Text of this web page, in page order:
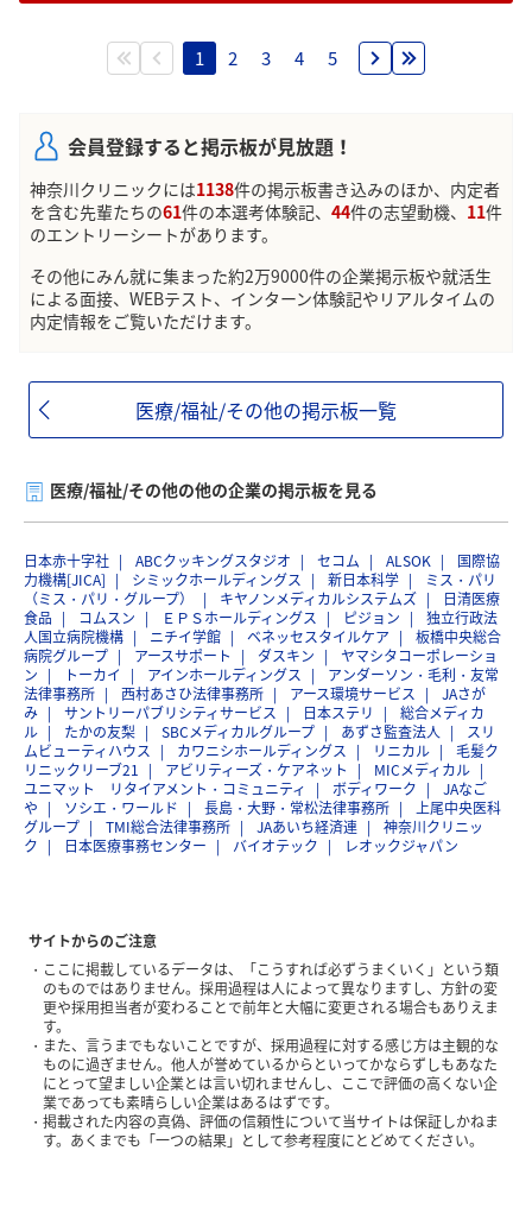
1 2 3 4 5
会員登録すると掲示板が見放題！
神奈川クリニックには1138件の掲示板書き込みのほか、内定者
を含む先輩たちの61件の本選考体験記、 44件の志望動機、 11件
のエントリーシートがあります。
その他にみん就に集まった約2万9000件の企業掲示板や就活生
による面接、WEBテスト、インターン体験記やリアルタイムの
内定情報をご覧いただけます。
医療/福祉/その他の掲示板一覧
医療/福祉/その他の他の企業の掲示板を見る
日本赤十字社 ABCクッキングスタジオ セコム ALSOK
国際協
力機構[JICA]
シミックホールディングス 新日本科学
ミス・パリ
（ミス・パリ・グループ）
キヤノンメディカルシステムズ
日清医療
食品
コムスン ＥＰＳホールディングス ピジョン
独立行政法
人国立病院機構
ニチイ学館 ベネッセスタイルケア
板橋中央総合
病院グループ
アースサポート ダスキン
ヤマシタコーポレーショ
ン
トーカイ アインホールディングス
アンダーソン・毛利・友常
法律事務所
西村あさひ法律事務所 アース環境サービス
JAさが
み
サントリーパブリシティサービス 日本ステリ
総合メディカ
ル
たかの友梨 SBCメディカルグループ あずさ監査法人
スリ
ムビューティハウス
カワニシホールディングス リニカル
毛髪ク
リニックリーブ21
アビリティーズ・ケアネット
MICメディカル
ユニマット リタイアメント・コミュニティ
ボディワーク
JAなご
や
ソシエ・ワールド 長島・大野・常松法律事務所
上尾中央医科
グループ
TMI総合法律事務所 JAあいち経済連
神奈川クリニッ
ク
日本医療事務センター バイオテック レオックジャパン
サイトからのご注意
ここに掲載しているデータは、「こうすれば必ずうまくいく」という類
のものではありません。採用過程は人によって異なりますし、方針の変
更や採用担当者が変わることで前年と大幅に変更される場合もありえま
す。
また、言うまでもないことですが、採用過程に対する感じ方は主観的な
ものに過ぎません。他人が誉めているからといってかならずしもあなた
にとって望ましい企業とは言い切れませんし、ここで評価の高くない企
業であっても素晴らしい企業はあるはずです。
掲載された内容の真偽、評価の信頼性について当サイトは保証しかねま
す。あくまでも「一つの結果」として参考程度にとどめてください。